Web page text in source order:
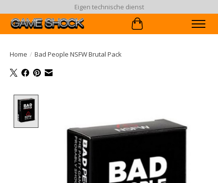
Eigen technische dienst
Winkelwagen
Home / Bad People NSFW Brutal Pack